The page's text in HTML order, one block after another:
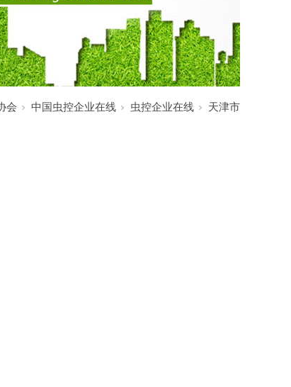
会 中国虫控企业在线 虫控企业在线 天津市